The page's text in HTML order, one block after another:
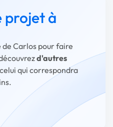
projet à
Carlos pour faire
d'autres
qui correspondra